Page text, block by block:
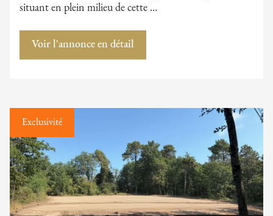
situant en plein milieu de cette …
Voir l'annonce en détail
Exclusivité